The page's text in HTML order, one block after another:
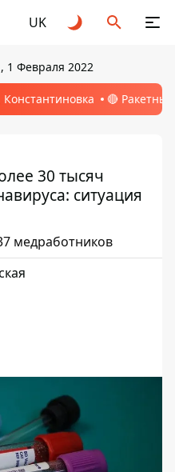
UK
1 Февраля 2022
🔴
30 тысяч
ситуация
медработников